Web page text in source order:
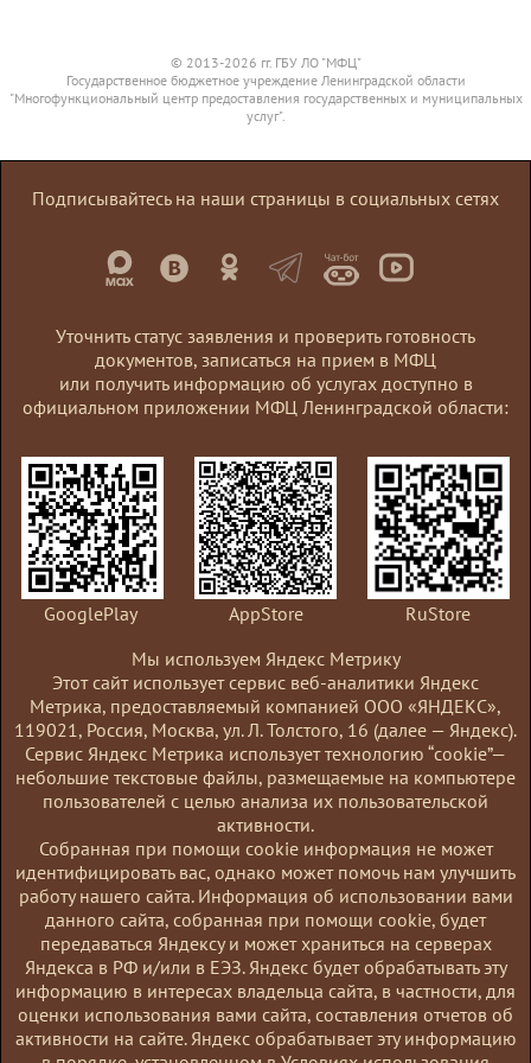
сети ПАО
«Ленэнерго»
максимальной
мощностью до 150
кВт включительно по
заявок: новая
дополнительная
мощность,
мощность с
изменением точки
присоединения,
мощность с
изменением
категории
надежности,
изменение точки
присоединения,
изменение категории
надежности)
Электронная
подпись для
сотрудников
Прием заявления для
выпуска
квалифицированного
сертификата ключа
проверки
электронной подписи
фирма
Кадастровые
услуги
Приём заявок на
уточнение границ
земельного участка
Подбор по заданным
параметрам
информации о
© 2013-2026 гг. ГБУ ЛО "МФЦ"
Государственное бюджетное учреждение Ленинградской области
"Многофункциональный центр предоставления государственных и муниципальных
услуг".
Подписывайтесь на наши страницы в социальных сетях
Уточнить статус заявления и проверить готовность
документов, записаться на прием в МФЦ
или получить информацию об услугах доступно в
официальном приложении МФЦ Ленинградской области:
GooglePlay AppStore
RuStore
Мы используем Яндекс Метрику
Этот сайт использует сервис веб-аналитики Яндекс
Метрика, предоставляемый компанией ООО «ЯНДЕКС»,
119021, Россия, Москва, ул. Л. Толстого, 16 (далее — Яндекс).
Сервис Яндекс Метрика использует технологию “cookie”—
небольшие текстовые файлы, размещаемые на компьютере
пользователей с целью анализа их пользовательской
активности.
Coбранная при помощи cookie информация не может
идентифицировать вас, однако может помочь нам улучшить
работу нашего сайта. Информация об использовании вами
данного сайта, собранная при помощи cookie, будет
передаваться Яндексу и может храниться на серверах
Яндекса в РФ и/или в ЕЭЗ. Яндекс будет обрабатывать эту
информацию в интересах владельца сайта, в частности, для
оценки использования вами сайта, составления отчетов об
активности на сайте. Яндекс обрабатывает эту информацию